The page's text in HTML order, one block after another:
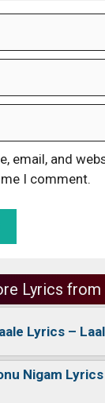
email, and
I comment.
Lyrics
Lyrics –
Nigam